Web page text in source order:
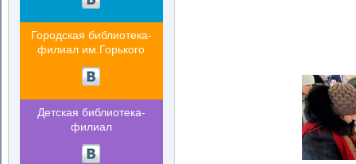
Городская библиотека-
филиал им.Горького
Детская библиотека-
филиал